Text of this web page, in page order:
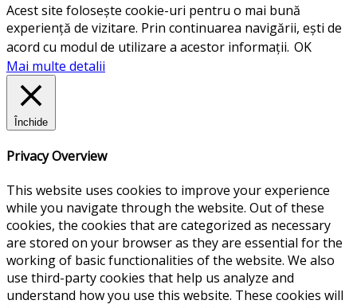
Acest site folosește cookie-uri pentru o mai bună
experiență de vizitare. Prin continuarea navigării, ești de
acord cu modul de utilizare a acestor informații. OK
Mai multe detalii
Închide
Privacy Overview
This website uses cookies to improve your experience
while you navigate through the website. Out of these
cookies, the cookies that are categorized as necessary
are stored on your browser as they are essential for the
working of basic functionalities of the website. We also
use third-party cookies that help us analyze and
understand how you use this website. These cookies will